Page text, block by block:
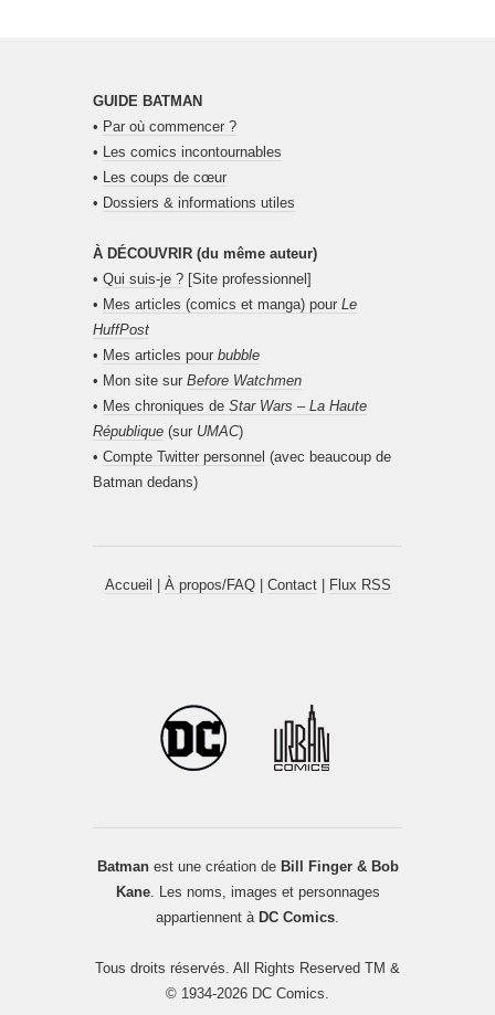
GUIDE BATMAN
• Par où commencer ?
• Les comics incontournables
• Les coups de cœur
• Dossiers & informations utiles
À DÉCOUVRIR (du même auteur)
• Qui suis-je ? [Site professionnel]
• Mes articles (comics et manga) pour Le
HuffPost
• Mes articles pour bubble
• Mon site sur Before Watchmen
• Mes chroniques de Star Wars – La Haute
République (sur UMAC)
• Compte Twitter personnel (avec beaucoup de
Batman dedans)
Accueil À propos/FAQ| Contact| Flux RSS
Batmanest une création de Bill Finger & Bob
Kane. Les noms, images et personnages
appartiennent à DC Comics.
Tous droits réservés. All Rights Reserved TM &
© 1934-2026 DC Comics.